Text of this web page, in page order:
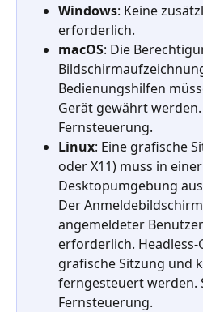
Windows: Keine
erforderlich.
macOS: Die
Bedienungshilfen
Gerät gewährt werden.
Fernsteuerung.
Linux: Eine grafische
oder X11) muss in
Desktopumgebung
Der
angemeldeter
erforderlich.
grafische Sitzung und
ferngesteuert werden.
Fernsteuerung.